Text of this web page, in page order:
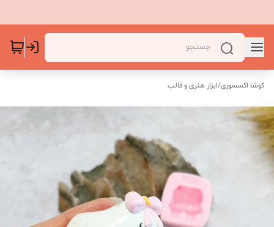
کوشا اکسسوری/ابزار هنری و قالب